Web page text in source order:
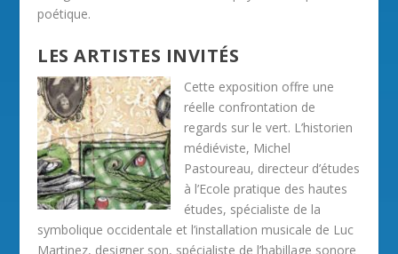
poétique.
LES ARTISTES INVITÉS
Cette exposition offre une
réelle confrontation de
regards sur le vert. L’historien
médiéviste, Michel
Pastoureau, directeur d’études
à l’Ecole pratique des hautes
études, spécialiste de la
symbolique occidentale et l’installation musicale de Luc
Martinez, designer son, spécialiste de l’habillage sonore